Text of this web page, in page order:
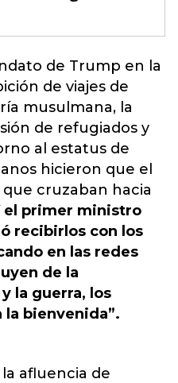
de Trump en la
de viajes de
musulmana, la
de refugiados y
al estatus de
hicieron que el
cruzaban hacia
el primer ministro
recibirlos con los
en las redes
de la
la guerra, los
la bienvenida”.
afluencia de